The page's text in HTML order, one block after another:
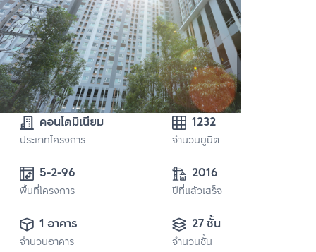
คอนโดมิเนียม
ประเภทโครงการ
1232
จำนวนยูนิต
5-2-96
พื้นที่โครงการ
2016
ปีที่แล้วเสร็จ
1 อาคาร
จำนวนอาคาร
27 ชั้น
จำนวนชั้น